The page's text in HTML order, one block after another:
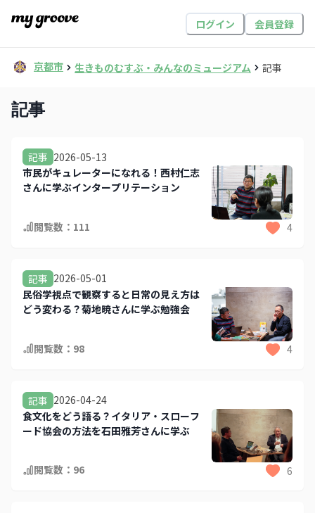
ログイン 会員登録
京都市 生きものむすぶ・みんなのミュージアム 記事
記事
記事 2026-05-13
市民がキュレーターになれる！西村仁志
さんに学ぶインタープリテーション
閲覧数： 111 4
記事 2026-05-01
民俗学視点で観察すると日常の見え方は
どう変わる？菊地暁さんに学ぶ勉強会
閲覧数： 98 4
記事 2026-04-24
食文化をどう語る？イタリア・スローフ
ード協会の方法を石田雅芳さんに学ぶ
閲覧数： 96 6